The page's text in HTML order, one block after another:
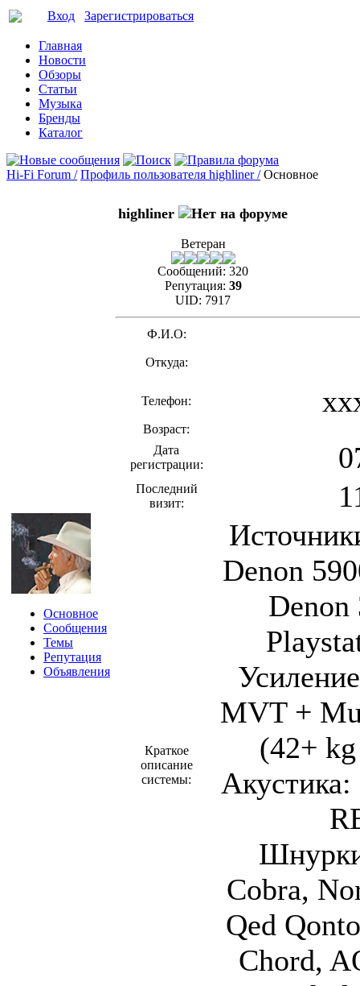
Вход Зарегистрироваться
Главная
Новости
Обзоры
Статьи
Музыка
Бренды
Каталог
Hi-Fi Forum / Профиль пользователя highliner / Основное
Основное
Сообщения
Темы
Репутация
Объявления
highliner
Ветеран
Сообщений: 320
Репутация: 39
UID: 7917
Ф.И.О:
Откуда:
Телефон:
Возраст:
Дата
регистрации:
Последний
визит:
Краткое
описание
системы:
Denon
Denon
MVT +
(42+
Cobra,
Qed
Chord,